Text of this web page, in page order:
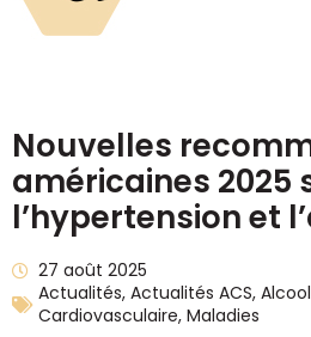
Nouvelles
américaines 2025
l’hypertension et
27 août 2025
Actualités, Actualités ACS,
Cardiovasculaire, Maladies